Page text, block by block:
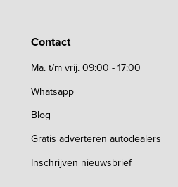
Contact
Ma. t/m vrij. 09:00 - 17:00
Whatsapp
Blog
Gratis adverteren autodealers
Inschrijven nieuwsbrief